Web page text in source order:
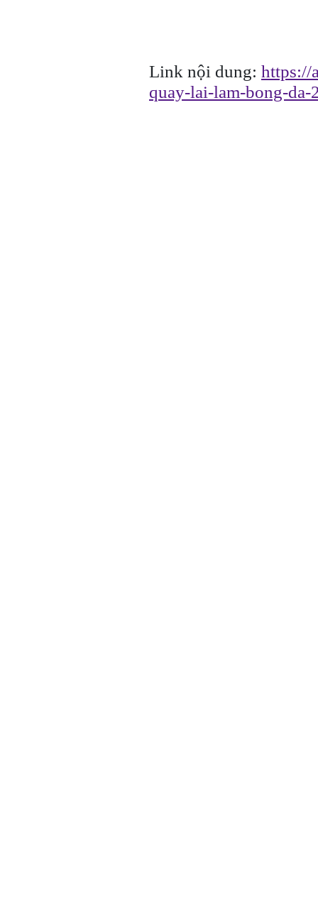
Link nội dung: https://
quay-lai-lam-bong-da-